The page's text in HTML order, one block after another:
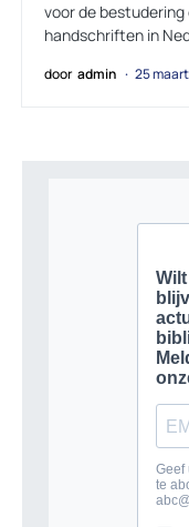
voor de
handschriften in
door admin 25